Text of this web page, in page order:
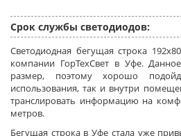
Срок службы светодиодов:
Светодиодная бегущая строка
компании ГорТехСвет в Уфе.
размер, поэтому хорошо
использования, так и внутри
транслировать информацию на
метров.
Бегущая строка в Уфе стала уже